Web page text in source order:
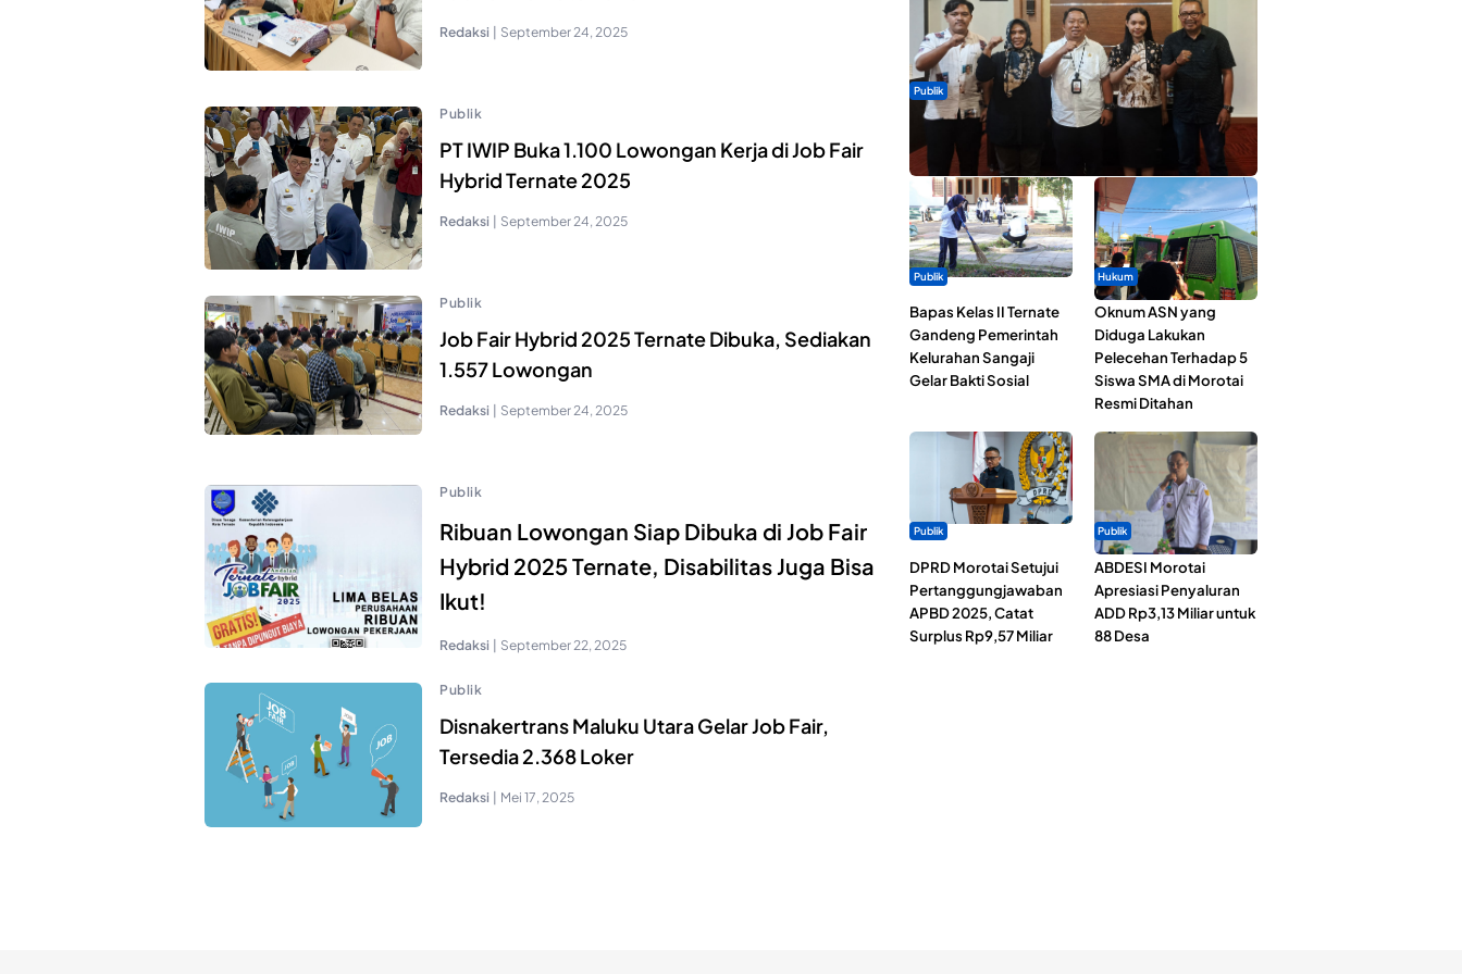
Redaksi September 24, 2025
Publik
PT IWIP Buka 1.100 Lowongan Kerja di Job Fair
Hybrid Ternate 2025
Redaksi September 24, 2025
Publik
Job Fair Hybrid 2025 Ternate Dibuka, Sediakan
1.557 Lowongan
Redaksi September 24, 2025
Publik
Ribuan Lowongan Siap Dibuka di Job Fair
Hybrid 2025 Ternate, Disabilitas Juga Bisa
Ikut!
Redaksi September 22, 2025
Publik
Disnakertrans Maluku Utara Gelar Job Fair,
Tersedia 2.368 Loker
Redaksi Mei 17, 2025
Publik
Dua Talenta Muda Ternate Wakili Maluku Utara di
Gita Bahana Nusantara 2026
Publik
Bapas Kelas II Ternate
Gandeng Pemerintah
Kelurahan Sangaji
Gelar Bakti Sosial
Hukum
Oknum ASN yang
Diduga Lakukan
Pelecehan Terhadap 5
Siswa SMA di Morotai
Resmi Ditahan
Publik
DPRD Morotai Setujui
Pertanggungjawaban
APBD 2025, Catat
Surplus Rp9,57 Miliar
Publik
ABDESI Morotai
Apresiasi Penyaluran
ADD Rp3,13 Miliar untuk
88 Desa